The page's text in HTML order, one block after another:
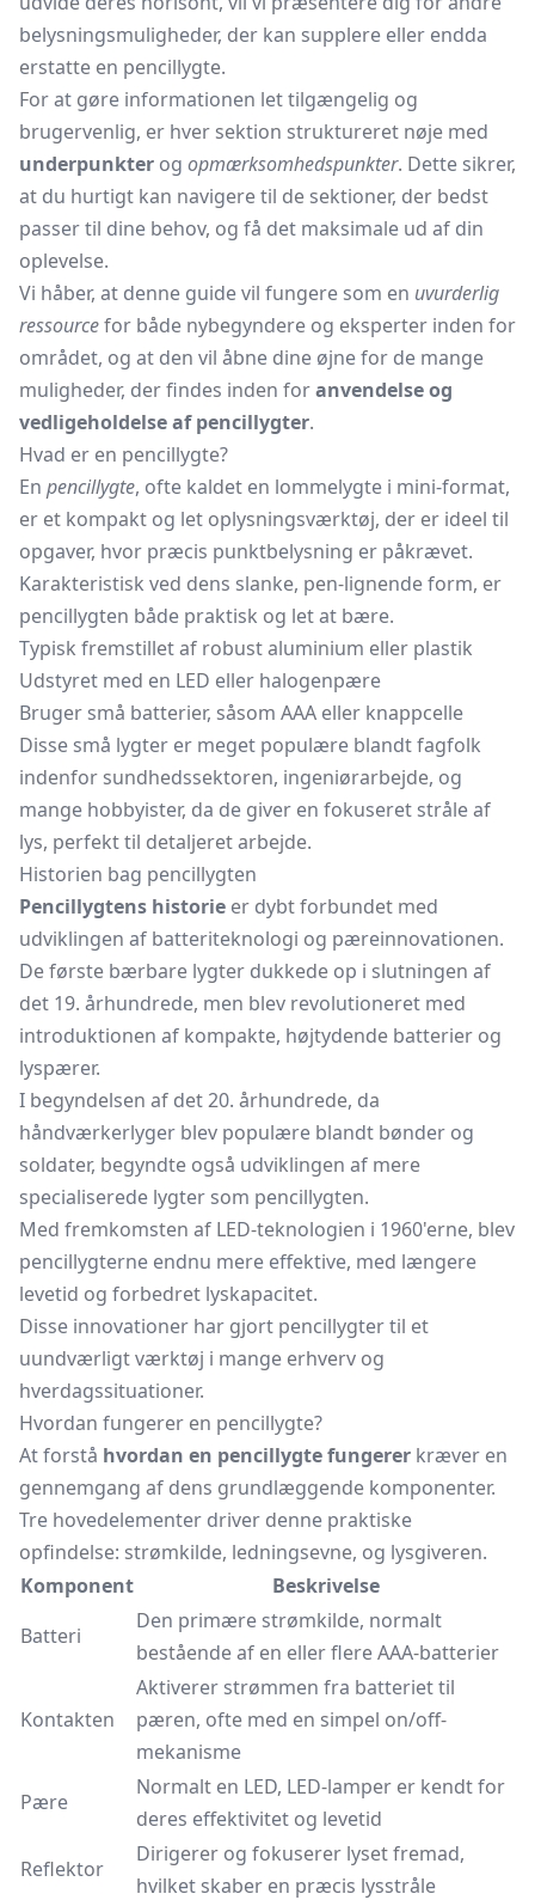
belysningsmuligheder, der kan supplere eller endda
erstatte en pencillygte.
For at gøre informationen let tilgængelig og
brugervenlig, er hver sektion struktureret nøje med
underpunkter og opmærksomhedspunkter. Dette sikrer,
at du hurtigt kan navigere til de sektioner, der bedst
passer til dine behov, og få det maksimale ud af din
oplevelse.
Vi håber, at denne guide vil fungere som en uvurderlig
ressourcefor både nybegyndere og eksperter inden for
området, og at den vil åbne dine øjne for de mange
muligheder, der findes inden foranvendelse og
vedligeholdelse af pencillygter.
Hvad er en pencillygte?
En pencillygte, ofte kaldet en lommelygte i mini-format,
er et kompakt og let oplysningsværktøj, der er ideel til
opgaver, hvor præcis punktbelysning er påkrævet.
Karakteristisk ved dens slanke, pen-lignende form, er
pencillygten både praktisk og let at bære.
Typisk fremstillet af robust aluminium eller plastik
Udstyret med en LED eller halogenpære
Bruger små batterier, såsom AAA eller knappcelle
Disse små lygter er meget populære blandt fagfolk
indenfor sundhedssektoren, ingeniørarbejde, og
mange hobbyister, da de giver en fokuseret stråle af
lys, perfekt til detaljeret arbejde.
Historien bag pencillygten
Pencillygtens historie er dybt forbundet med
udviklingen af batteriteknologi og pæreinnovationen.
De første bærbare lygter dukkede op i slutningen af
det 19. århundrede, men blev revolutioneret med
introduktionen af kompakte, højtydende batterier og
lyspærer.
I begyndelsen af det 20. århundrede, da
håndværkerlyger blev populære blandt bønder og
soldater, begyndte også udviklingen af mere
specialiserede lygter som pencillygten.
Med fremkomsten af LED-teknologien i 1960'erne, blev
pencillygterne endnu mere effektive, med længere
levetid og forbedret lyskapacitet.
Disse innovationer har gjort pencillygter til et
uundværligt værktøj i mange erhverv og
hverdagssituationer.
Hvordan fungerer en pencillygte?
At forstå hvordan en pencillygte fungerer kræver en
gennemgang af dens grundlæggende komponenter.
Tre hovedelementer driver denne praktiske
opfindelse: strømkilde, ledningsevne, og lysgiveren.
Komponent
Beskrivelse
Batteri
Den primære strømkilde, normalt
bestående af en eller flere AAA-batterier
Kontakten
Aktiverer strømmen fra batteriet til
pæren, ofte med en simpel on/off-
mekanisme
Pære
Normalt en LED, LED-lamper er kendt for
deres effektivitet og levetid
Reflektor
Dirigerer og fokuserer lyset fremad,
hvilket skaber en præcis lysstråle